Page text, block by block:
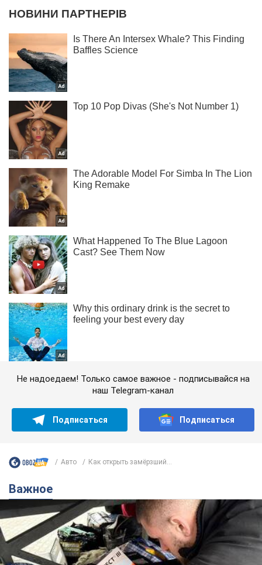
Не надоедаем! Только самое важное - подписывайся на
наш Telegram-канал
Подписаться Подписаться
Авто Как открыть замёрзший...
Важное